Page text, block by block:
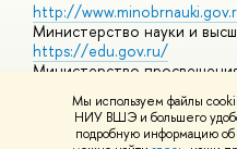
Мы используем файлы
НИУ ВШЭ и большего
подробную информацию об
http://
Министерство науки и
https://edu.gov.ru/
Министерство
https://elearning.hse.ru/mooc
Массовые открытые